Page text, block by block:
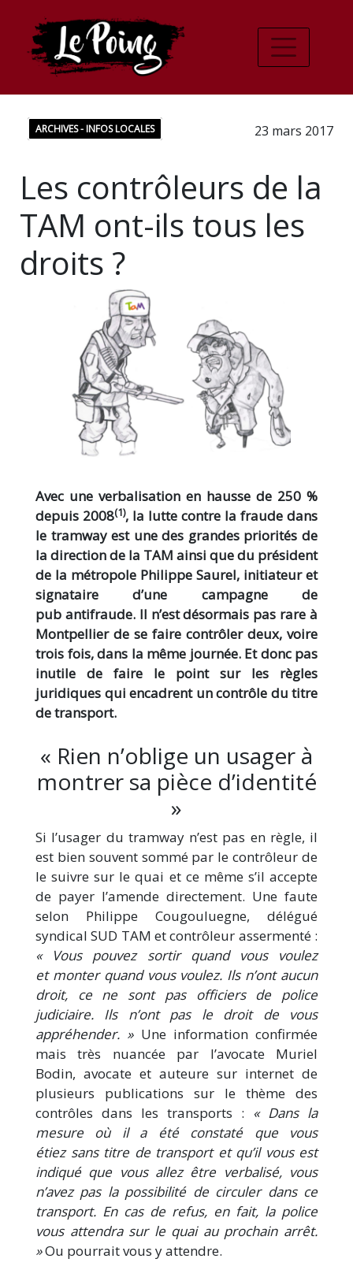
ARCHIVES - INFOS LOCALES 23 mars 2017
Les contrôleurs de la
TAM ont-ils tous les
droits ?
Avec une verbalisation en hausse de 250 %
depuis 2008(1), la lutte contre la fraude dans
le tramway est une des grandes priorités de
la direction de la TAM ainsi que du président
de la métropole Philippe Saurel, initiateur et
signataire d’une campagne de
pub antifraude. Il n’est désormais pas rare à
Montpellier de se faire contrôler deux, voire
trois fois, dans la même journée. Et donc pas
inutile de faire le point sur les règles
juridiques qui encadrent un contrôle du titre
de transport.
« Rien n’oblige un usager à
montrer sa pièce d’identité
»
Si l’usager du tramway n’est pas en règle, il
est bien souvent sommé par le contrôleur de
le suivre sur le quai et ce même s’il accepte
de payer l’amende directement. Une faute
selon Philippe Cougouluegne, délégué
syndical SUD TAM et contrôleur assermenté :
« Vous pouvez sortir quand vous voulez
et monter quand vous voulez. Ils n’ont aucun
droit, ce ne sont pas officiers de police
judiciaire. Ils n’ont pas le droit de vous
appréhender. »Une information confirmée
mais très nuancée par l’avocate Muriel
Bodin, avocate et auteure sur internet de
plusieurs publications sur le thème des
contrôles dans les transports : « Dans la
mesure où il a été constaté que vous
étiez sans titre de transport et qu’il vous est
indiqué que vous allez être verbalisé, vous
n’avez pas la possibilité de circuler dans ce
transport. En cas de refus, en fait, la police
vous attendra sur le quai au prochain arrêt.
»Ou pourrait vous y attendre.